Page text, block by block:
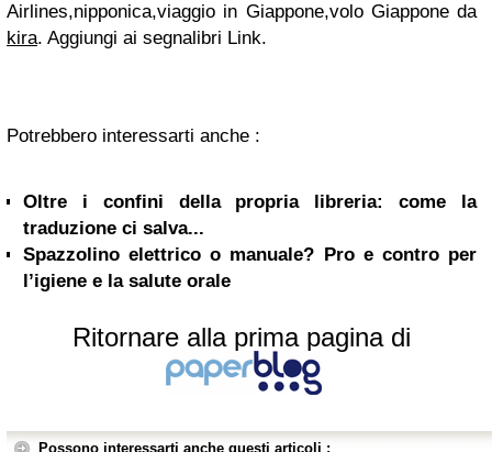
Airlines,nipponica,viaggio in Giappone,volo Giappone da
kira. Aggiungi ai segnalibri Link.
Potrebbero interessarti anche :
Oltre i confini della propria libreria: come la
traduzione ci salva...
Spazzolino elettrico o manuale? Pro e contro per
l’igiene e la salute orale
Ritornare alla prima pagina di
Possono interessarti anche questi articoli :